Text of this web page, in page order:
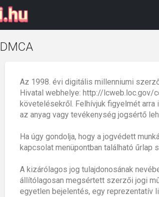
DMCA
Az 1998. évi digitális millenniumi
Hivatal webhelye: http://lcweb.loc.gov/
követelésekről. Felhívjuk figyelmét
az anyag vagy tevékenység jogsértő
Ha úgy gondolja, hogy a jogvédett
kapcsolat menüpontban található űrlap
A kizárólagos jog tulajdonosának
állítólagosan megsértett szerzői jogi
egyetlen bejelentés, egy reprezentatív